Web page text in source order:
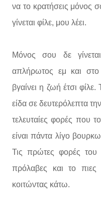
να το κρατήσεις μόνος
γίνεται φίλε, μου λέει.
Μόνος σου δε
απλήρωτος εμ και στο
βγαίνει η ζωή έτσι
είδα σε δευτερόλεπτα
τελευταίες φορές που
είναι πάντα λίγο
Τις πρώτες φορές
πρόλαβες και το πιες
κοιτώντας κάτω.